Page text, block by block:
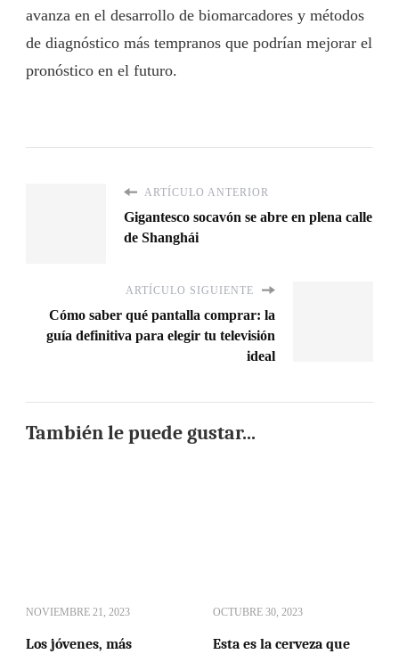
avanza en el desarrollo de biomarcadores y métodos
de diagnóstico más tempranos que podrían mejorar el
pronóstico en el futuro.
ARTÍCULO ANTERIOR
Gigantesco socavón se abre en plena calle
de Shanghái
ARTÍCULO SIGUIENTE
Cómo saber qué pantalla comprar: la
guía definitiva para elegir tu televisión
ideal
También le puede gustar...
NOVIEMBRE 21, 2023
Los jóvenes, más
OCTUBRE 30, 2023
Esta es la cerveza que